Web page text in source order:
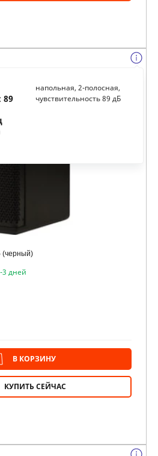
(черный)
3 дней
89
напольная, 2-полосная,
чувствительность 89 дБ
В КОРЗИНУ
КУПИТЬ СЕЙЧАС